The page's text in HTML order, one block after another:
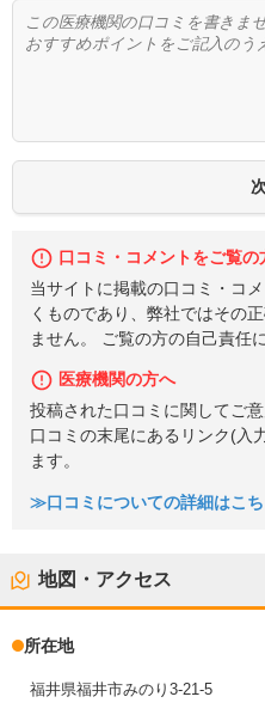
口コミ・コメントをご覧の
当サイトに掲載の口コミ・コ
くものであり、弊社ではその
ません。 ご覧の方の自己責任
医療機関の方へ
投稿された口コミに関してご
口コミの末尾にあるリンク(入
ます。
≫口コミについての詳細はこち
地図・アクセス
所在地
福井県福井市みのり3-21-5